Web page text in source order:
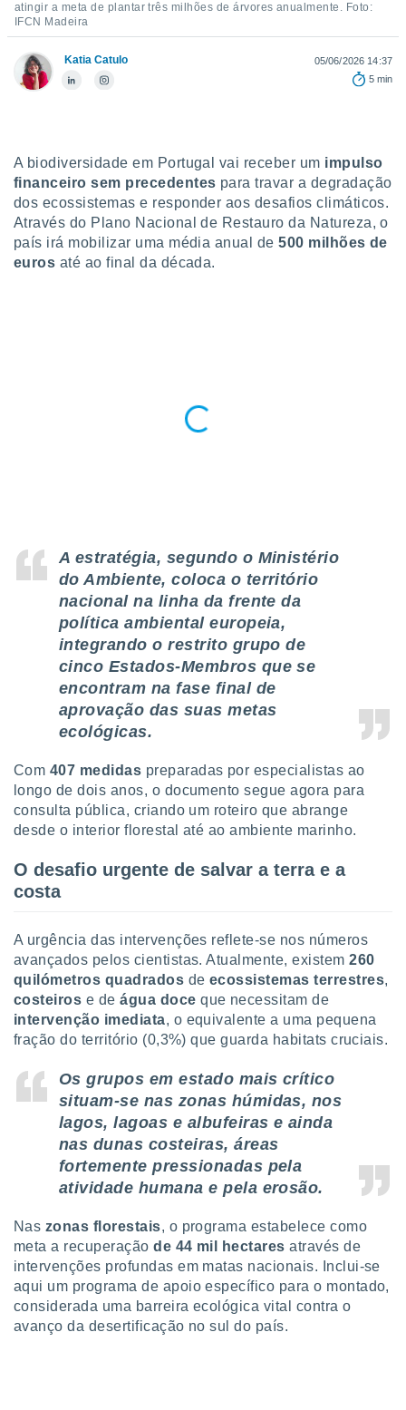
ao
todos os
ou
como
um perfil
lhe
e
com
Pode
a
não
cookies
o
ou
Pode
de
ao
através
como a
este sitio
IP e
de
atingir a meta de plantar três milhões de árvores anualmente. Foto:
IFCN Madeira
Katia Catulo
05/06/2026 14:37
5 min
A biodiversidade em Portugal vai receber um impulso
financeiro sem precedentes para travar a degradação
dos ecossistemas e responder aos desafios climáticos.
Através do Plano Nacional de Restauro da Natureza, o
país irá mobilizar uma média anual de500 milhões de
euros até ao final da década.
A estratégia, segundo o Ministério
do Ambiente, coloca o território
nacional na linha da frente da
política ambiental europeia,
integrando o restrito grupo de
cinco Estados-Membros que se
encontram na fase final de
aprovação das suas metas
ecológicas.
Com 407 medidas preparadas por especialistas ao
longo de dois anos, o documento segue agora para
consulta pública, criando um roteiro que abrange
desde o interior florestal até ao ambiente marinho.
O desafio urgente de salvar a terra e a
costa
A urgência das intervenções reflete-se nos números
avançados pelos cientistas. Atualmente, existem260
quilómetros quadrados deecossistemas terrestres,
costeiros e deágua doce que necessitam de
intervenção imediata, o equivalente a uma pequena
fração do território (0,3%) que guarda habitats cruciais.
Os grupos em estado mais crítico
situam-se nas zonas húmidas, nos
lagos, lagoas e albufeiras e ainda
nas dunas costeiras, áreas
fortemente pressionadas pela
atividade humana e pela erosão.
Nas zonas florestais, o programa estabelece como
meta a recuperaçãode 44 mil hectares através de
intervenções profundas em matas nacionais. Inclui-se
aqui um programa de apoio específico para o montado,
considerada uma barreira ecológica vital contra o
avanço da desertificação no sul do país.